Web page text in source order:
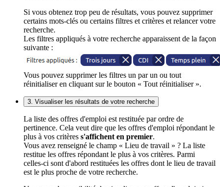
Si vous obtenez trop peu de résultats, vous pouvez supprimer
certains mots-clés ou certains filtres et critères et relancer votre
recherche.
Les filtres appliqués à votre recherche apparaissent de la façon
suivante :
Vous pouvez supprimer les filtres un par un ou tout
réinitialiser en cliquant sur le bouton « Tout réinitialiser ».
3. Visualiser les résultats de votre recherche
La liste des offres d'emploi est restituée par ordre de
pertinence. Cela veut dire que les offres d'emploi répondant le
plus à vos critères s'affichent en premier.
Vous avez renseigné le champ « Lieu de travail » ? La liste
restitue les offres répondant le plus à vos critères. Parmi
celles-ci sont d'abord restituées les offres dont le lieu de travail
est le plus proche de votre recherche.